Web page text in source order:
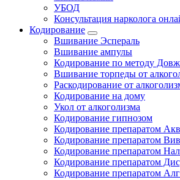
УБОД
Консультация нарколога
Кодирование
Вшивание Эспераль
Вшивание ампулы
Кодирование по методу
Вшивание торпеды от
Раскодирование от
Кодирование на дому
Укол от алкоголизма
Кодирование гипнозом
Кодирование препаратом
Кодирование препаратом
Кодирование препаратом
Кодирование препаратом
Кодирование препаратом